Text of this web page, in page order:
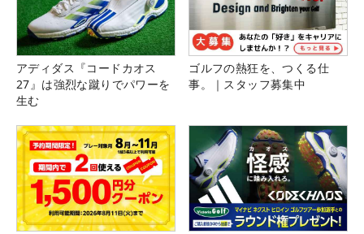
アディダス『コードカオス
27』は強烈な蹴りでパワーを
生む
ゴルフの熱狂を、つくる仕
事。｜スタッフ募集中